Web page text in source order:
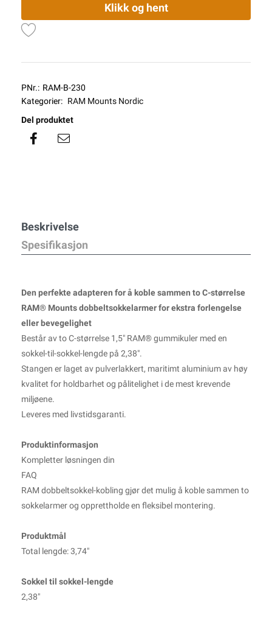
Klikk og hent
PNr.: RAM-B-230
Kategorier: RAM Mounts Nordic
Del produktet
Beskrivelse
Spesifikasjon
Den perfekte adapteren for å koble sammen to C-størrelse
RAM® Mounts dobbeltsokkelarmer for ekstra forlengelse
eller bevegelighet
Består av to C-størrelse 1,5" RAM® gummikuler med en
sokkel-til-sokkel-lengde på 2,38".
Stangen er laget av pulverlakkert, maritimt aluminium av høy
kvalitet for holdbarhet og pålitelighet i de mest krevende
miljøene.
Leveres med livstidsgaranti.
Produktinformasjon
Kompletter løsningen din
FAQ
RAM dobbeltsokkel-kobling gjør det mulig å koble sammen to
sokkelarmer og opprettholde en fleksibel montering.
Produktmål
Total lengde: 3,74"
Sokkel til sokkel-lengde
2,38"